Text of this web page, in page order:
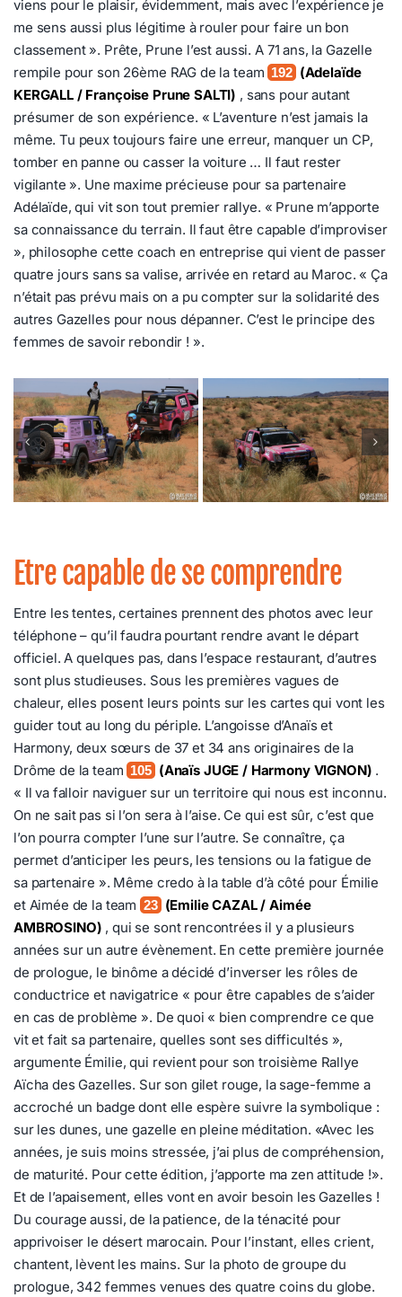
viens pour le plaisir, évidemment, mais avec l’expérience je
me sens aussi plus légitime à rouler pour faire un bon
classement ». Prête, Prune l’est aussi. A 71 ans, la Gazelle
rempile pour son 26ème RAG de la team 192 (Adelaïde
KERGALL / Françoise Prune SALTI) , sans pour autant
présumer de son expérience. « L’aventure n’est jamais la
même. Tu peux toujours faire une erreur, manquer un CP,
tomber en panne ou casser la voiture … Il faut rester
vigilante ». Une maxime précieuse pour sa partenaire
Adélaïde, qui vit son tout premier rallye. « Prune m’apporte
sa connaissance du terrain. Il faut être capable d’improviser
», philosophe cette coach en entreprise qui vient de passer
quatre jours sans sa valise, arrivée en retard au Maroc. « Ça
n’était pas prévu mais on a pu compter sur la solidarité des
autres Gazelles pour nous dépanner. C’est le principe des
femmes de savoir rebondir ! ».
Etre capable de se comprendre
Entre les tentes, certaines prennent des photos avec leur
téléphone – qu’il faudra pourtant rendre avant le départ
officiel. A quelques pas, dans l’espace restaurant, d’autres
sont plus studieuses. Sous les premières vagues de
chaleur, elles posent leurs points sur les cartes qui vont les
guider tout au long du périple. L’angoisse d’Anaïs et
Harmony, deux sœurs de 37 et 34 ans originaires de la
Drôme de la team 105 (Anaïs JUGE / Harmony VIGNON) .
« Il va falloir naviguer sur un territoire qui nous est inconnu.
On ne sait pas si l’on sera à l’aise. Ce qui est sûr, c’est que
l’on pourra compter l’une sur l’autre. Se connaître, ça
permet d’anticiper les peurs, les tensions ou la fatigue de
sa partenaire ». Même credo à la table d’à côté pour Émilie
et Aimée de la team 23 (Emilie CAZAL / Aimée
AMBROSINO) , qui se sont rencontrées il y a plusieurs
années sur un autre évènement. En cette première journée
de prologue, le binôme a décidé d’inverser les rôles de
conductrice et navigatrice « pour être capables de s’aider
en cas de problème ». De quoi « bien comprendre ce que
vit et fait sa partenaire, quelles sont ses difficultés »,
argumente Émilie, qui revient pour son troisième Rallye
Aïcha des Gazelles. Sur son gilet rouge, la sage-femme a
accroché un badge dont elle espère suivre la symbolique :
sur les dunes, une gazelle en pleine méditation. «Avec les
années, je suis moins stressée, j’ai plus de compréhension,
de maturité. Pour cette édition, j’apporte ma zen attitude !».
Et de l’apaisement, elles vont en avoir besoin les Gazelles !
Du courage aussi, de la patience, de la ténacité pour
apprivoiser le désert marocain. Pour l’instant, elles crient,
chantent, lèvent les mains. Sur la photo de groupe du
prologue, 342 femmes venues des quatre coins du globe.